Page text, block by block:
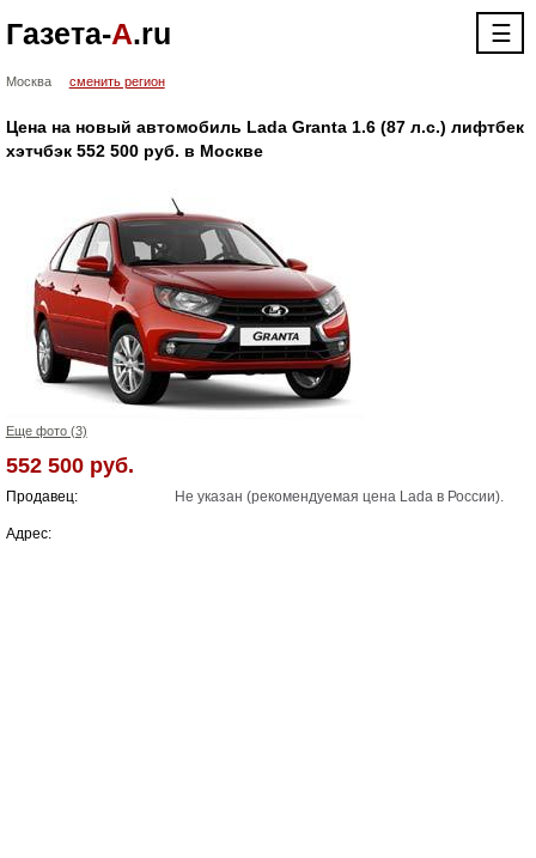
Газета-А.ru ☰
Москва сменить регион
Цена на новый автомобиль Lada Granta 1.6 (87 л.с.) лифтбек
хэтчбэк 552 500 руб. в Москве
Еще фото (3)
552 500 руб.
Продавец: Не указан (рекомендуемая цена Lada в России).
Адрес: